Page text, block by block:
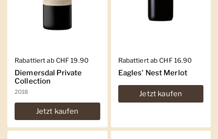
Regulärer Preis
Rabattiert ab CHF 19.90
Diemersdal Private
Collection
2018
Jetzt kaufen
Regulärer Preis
Rabattiert ab CHF 16.90
Eagles' Nest Merlot
Jetzt kaufen